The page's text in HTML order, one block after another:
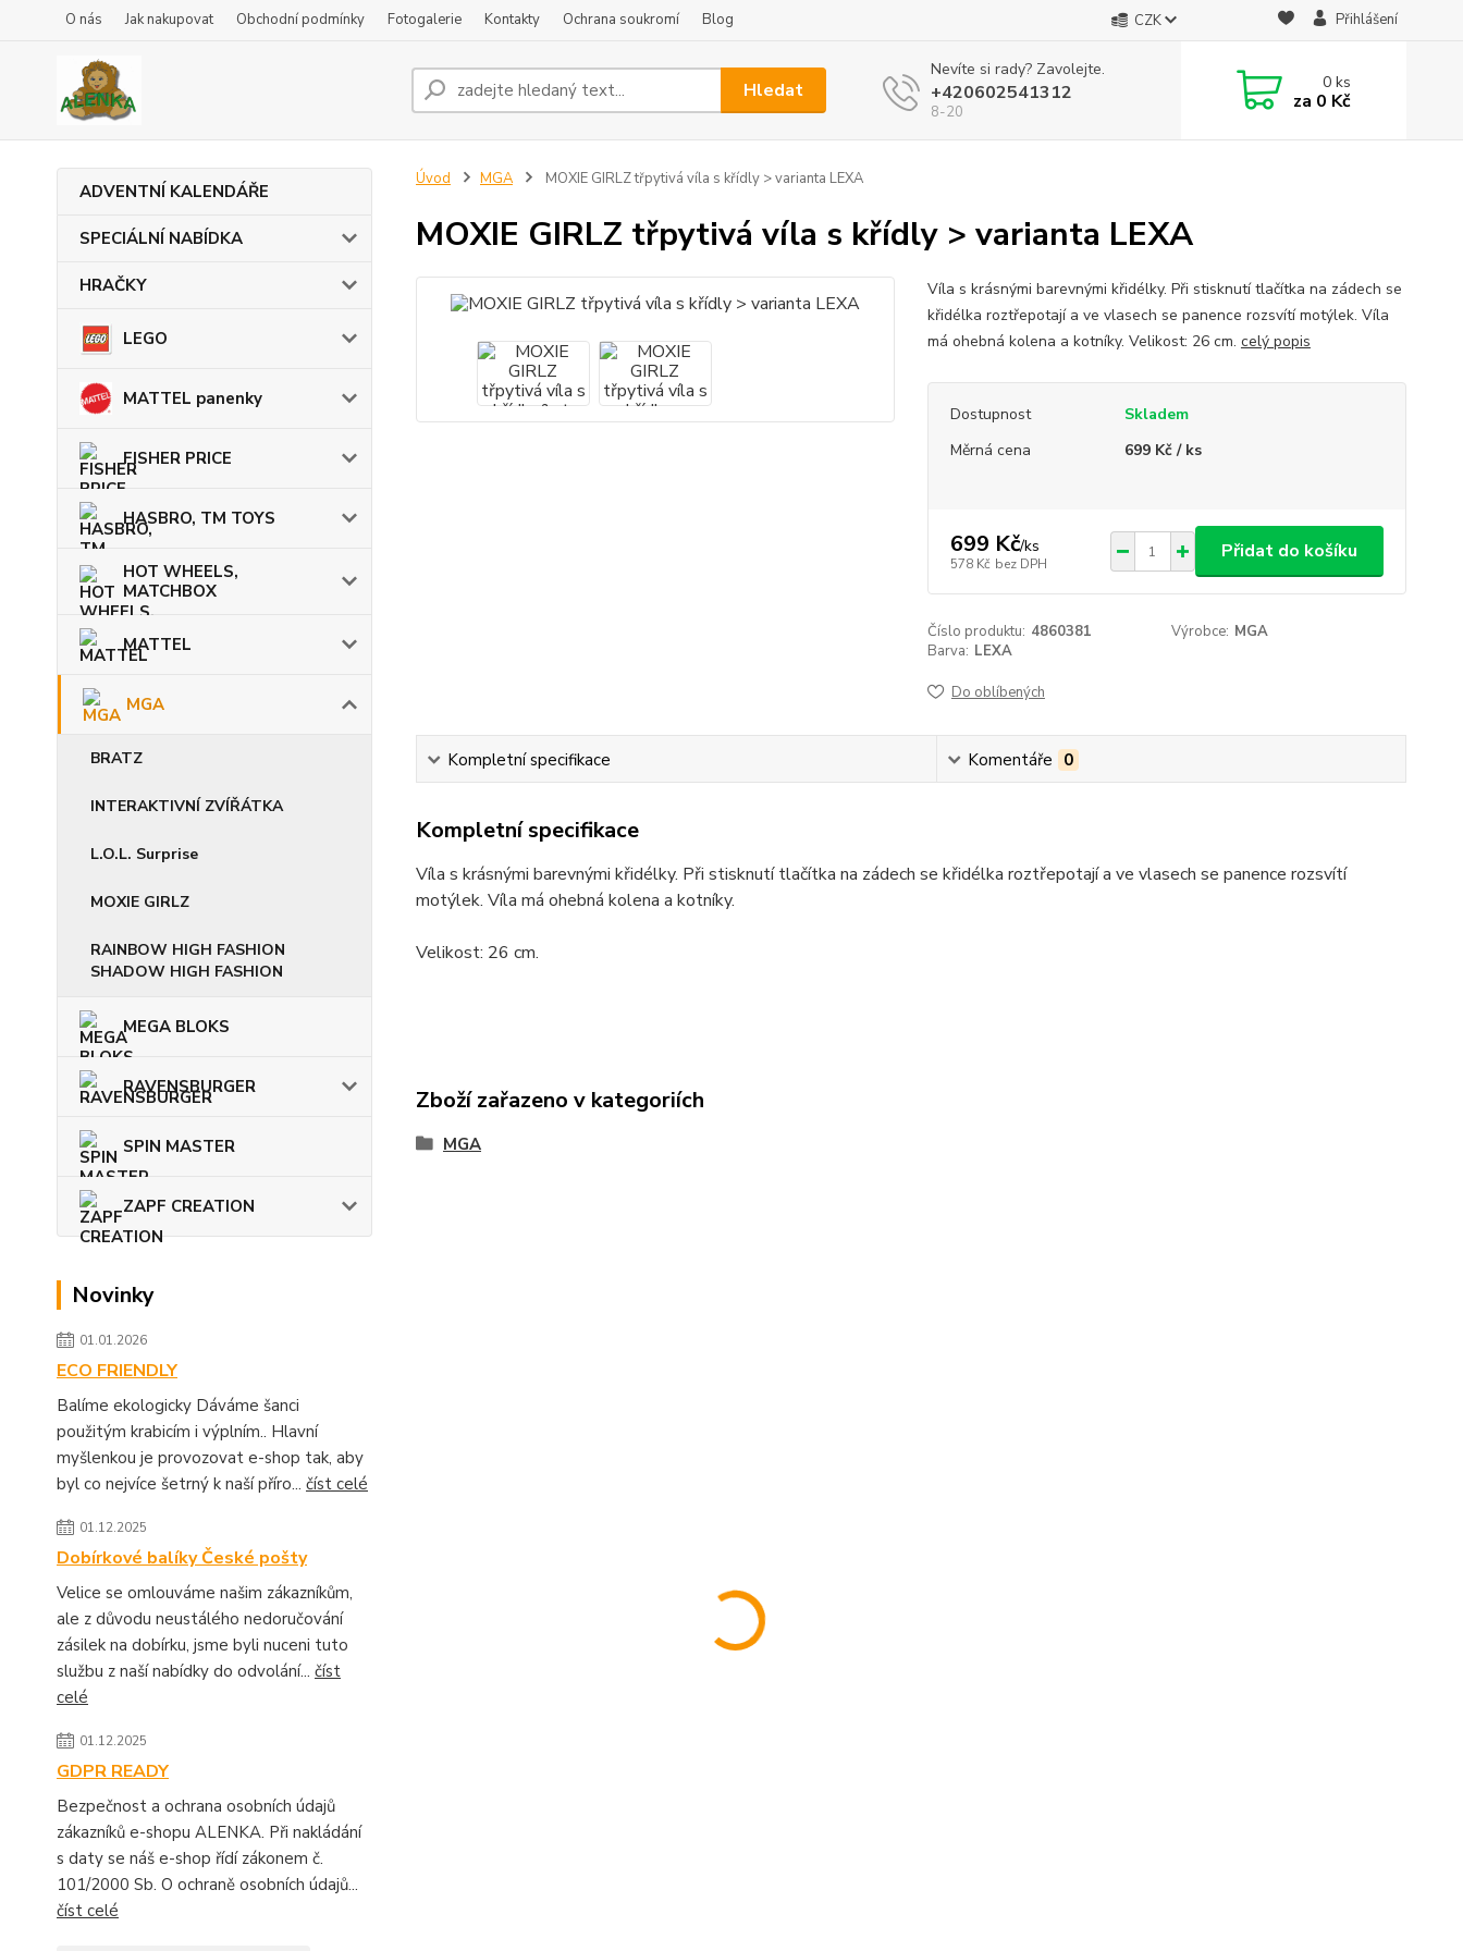
O nás Jak nakupovat Obchodní podmínky Fotogalerie Kontakty Ochrana soukromí Blog CZK Přihlášení
Hledat
Nevíte si rady? Zavolejte.
+420602541312
8-20
0ks
za 0 Kč
ADVENTNÍ KALENDÁŘE
SPECIÁLNÍ NABÍDKA
HRAČKY
LEGO
MATTEL panenky
FISHER PRICE
HASBRO, TM TOYS
HOT WHEELS,
MATCHBOX
MATTEL
MGA
BRATZ
INTERAKTIVNÍ ZVÍŘÁTKA
L.O.L. Surprise
MOXIE GIRLZ
RAINBOW HIGH FASHION
SHADOW HIGH FASHION
MEGA BLOKS
RAVENSBURGER
SPIN MASTER
ZAPF CREATION
Novinky
01.01.2026
ECO FRIENDLY
Balíme ekologicky Dáváme šanci
použitým krabicím i výplním.. Hlavní
myšlenkou je provozovat e-shop tak, aby
byl co nejvíce šetrný k naší příro... číst celé
01.12.2025
Dobírkové balíky České pošty
Velice se omlouváme našim zákazníkům,
ale z důvodu neustálého nedoručování
zásilek na dobírku, jsme byli nuceni tuto
službu z naší nabídky do odvolání... číst
celé
01.12.2025
GDPR READY
Bezpečnost a ochrana osobních údajů
zákazníků e-shopu ALENKA. Při nakládání
s daty se náš e-shop řídí zákonem č.
101/2000 Sb. O ochraně osobních údajů...
číst celé
Úvod MGA MOXIE GIRLZ třpytivá víla s křídly > varianta LEXA
MOXIE GIRLZ třpytivá víla s křídly > varianta LEXA
Víla s krásnými barevnými křidélky. Při stisknutí tlačítka na zádech se
křidélka roztřepotají a ve vlasech se panence rozsvítí motýlek. Víla
má ohebná kolena a kotníky. Velikost: 26 cm. celý popis
Dostupnost
Skladem
Měrná cena
699 Kč / ks
699 Kč/ks
578 Kč bez DPH
Přidat do košíku
Číslo produktu: 4860381 Výrobce: MGA
Barva: LEXA
Do oblíbených
Kompletní specifikace Komentáře 0
Kompletní specifikace
Víla s krásnými barevnými křidélky. Při stisknutí tlačítka na zádech se křidélka roztřepotají a ve vlasech se panence rozsvítí
motýlek. Víla má ohebná kolena a kotníky.
Velikost: 26 cm.
Zboží zařazeno v kategoriích
MGA